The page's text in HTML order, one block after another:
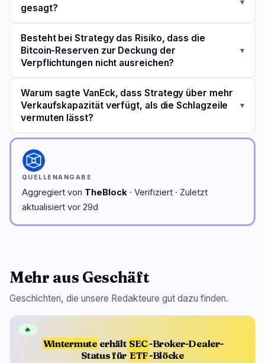
gesagt?
Besteht bei Strategy das Risiko, dass die
Bitcoin-Reserven zur Deckung der
Verpflichtungen nicht ausreichen?
▾
Warum sagte VanEck, dass Strategy über mehr
Verkaufskapazität verfügt, als die Schlagzeile
vermuten lässt?
▾
QUELLENANGABE
Aggregiert von TheBlock · Verifiziert · Zuletzt
aktualisiert vor 29d
Mehr aus Geschäft
Geschichten, die unsere Redakteure gut dazu finden.
Wintermute erhält SEC-Broker-Dealer-
Status für ETF-Blöcke
🔥